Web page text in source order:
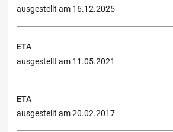
ausgestellt am 16.12.2025
ETA
ausgestellt am 11.05.2021
ETA
ausgestellt am 20.02.2017